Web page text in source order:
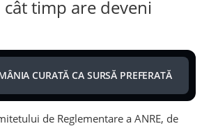
cât timp are deveni
CURATĂ CA SURSĂ PREFERATĂ
de Reglementare a ANRE, de